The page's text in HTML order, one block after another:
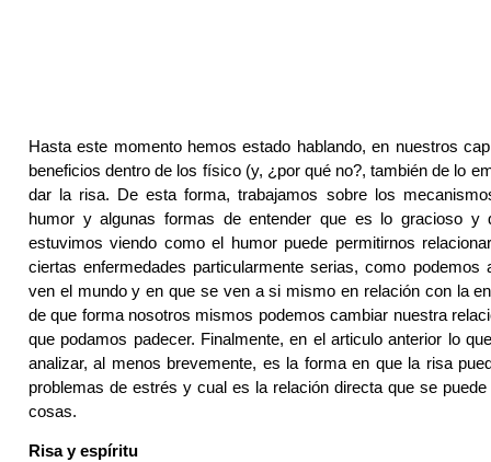
Hasta este momento hemos estado hablando, en nuestros
beneficios dentro de los físico (y, ¿por qué no?, también de lo
dar la risa. De esta forma, trabajamos sobre los
humor y algunas formas de entender que es lo gracioso y
estuvimos viendo como el humor puede permitirnos
ciertas enfermedades particularmente serias, como podemos
ven el mundo y en que se ven a si mismo en relación con la
de que forma nosotros mismos podemos cambiar nuestra
que podamos padecer. Finalmente, en el articulo anterior lo
analizar, al menos brevemente, es la forma en que la risa
problemas de estrés y cual es la relación directa que se
cosas.
Risa y espíritu